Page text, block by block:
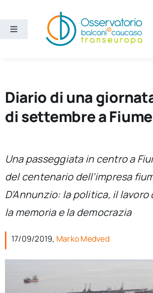
contenuto
Toggle
Ricerca e divulgazione
Sezioni
Cerca
Diario di una
di settembre a Fiume
Una passeggiata in centro a
del centenario dell’impresa
D’Annunzio: la politica, il
la memoria e la democrazia
17/09/2019, Marko Medved